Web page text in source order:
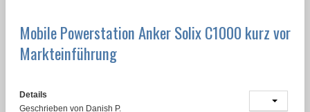
Mobile Powerstation Anker Solix C1000 kurz vor
Markteinführung
Details
Geschrieben von Danish P.